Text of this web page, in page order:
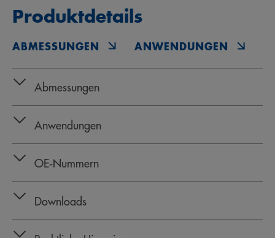
Produktdetails
ABMESSUNGEN ANWENDUNGEN
Abmessungen
Anwendungen
OE‑Nummern
Downloads